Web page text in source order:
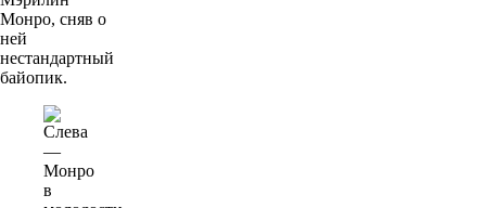
Монро, сняв о
ней
нестандартный
байопик.